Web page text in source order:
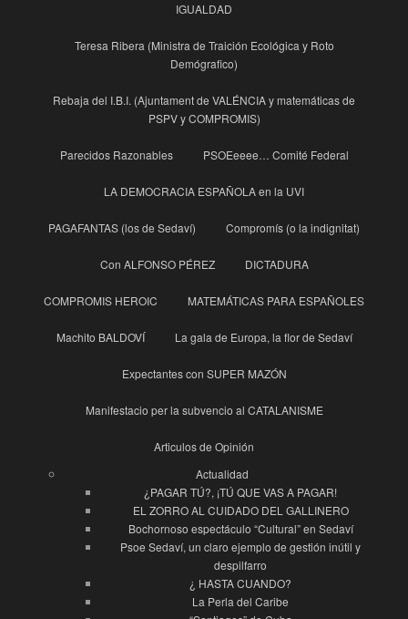
IGUALDAD
Teresa Ribera (Ministra de Traición Ecológica y Roto
Demógrafico)
Rebaja del I.B.I. (Ajuntament de VALÉNCIA y matemáticas de
PSPV y COMPROMIS)
Parecidos Razonables PSOEeeee… Comité Federal
LA DEMOCRACIA ESPAÑOLA en la UVI
PAGAFANTAS (los de Sedaví) Compromís (o la indignitat)
Con ALFONSO PÉREZ DICTADURA
COMPROMIS HEROIC MATEMÁTICAS PARA ESPAÑOLES
Machito BALDOVÍ La gala de Europa, la flor de Sedaví
Expectantes con SUPER MAZÓN
Manifestacio per la subvencio al CATALANISME
Articulos de Opinión
Actualidad
¿PAGAR TÚ?, ¡TÚ QUE VAS A PAGAR!
EL ZORRO AL CUIDADO DEL GALLINERO
Bochornoso espectáculo “Cultural” en Sedaví
Psoe Sedaví, un claro ejemplo de gestión inútil y
despilfarro
¿ HASTA CUANDO?
La Perla del Caribe